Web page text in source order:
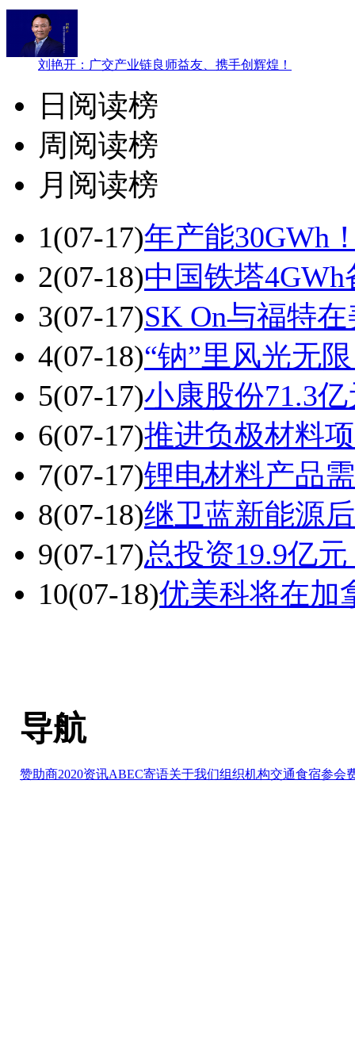
刘艳开：广交产业链良师益友、携手创辉煌！
日阅读榜
周阅读榜
月阅读榜
1(07-17)年产能30GWh
2(07-18)中国铁塔
3(07-17)SK On与福特
4(07-18)“钠”里风光无
5(07-17)小康股份71.3
6(07-17)推进负极材料
7(07-17)锂电材料产品
8(07-18)继卫蓝新能源
9(07-17)总投资19.9亿
10(07-18)优美科将在加
导航
赞助商2020资讯ABEC寄语关于我们组织机构交通食宿参会